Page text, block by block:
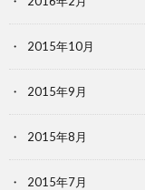
2015年10月
2015年9月
2015年8月
2015年7月